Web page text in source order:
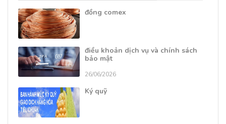
đồng comex
điều khoản dịch vụ và chính sách
bảo mật
26/06/2026
Ký quỹ